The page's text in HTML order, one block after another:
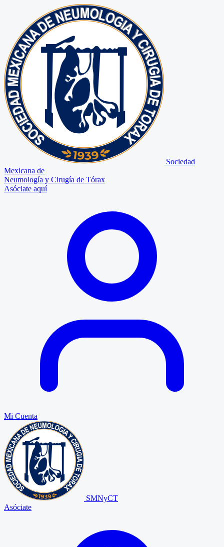
Sociedad
Mexicana de
Neumología y Cirugía de Tórax
Asóciate aquí
Mi Cuenta
SMNyCT
Asóciate